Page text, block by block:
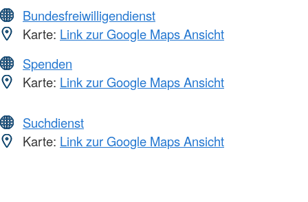
Bundesfreiwilligendienst
Karte: Link zur Google Maps Ansicht
Spenden
Karte: Link zur Google Maps Ansicht
Suchdienst
Karte: Link zur Google Maps Ansicht